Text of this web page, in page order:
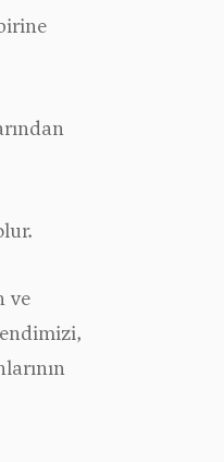
ve